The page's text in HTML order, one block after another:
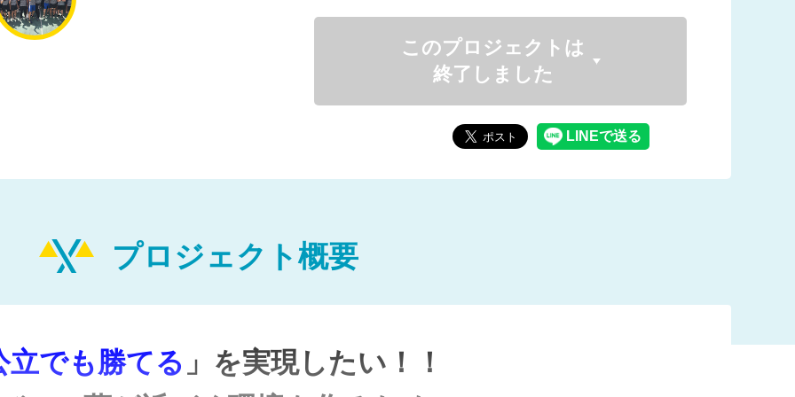
このプロジェクトは
終了しました
プロジェクト概要
立でも勝てる 」を実現したい！！